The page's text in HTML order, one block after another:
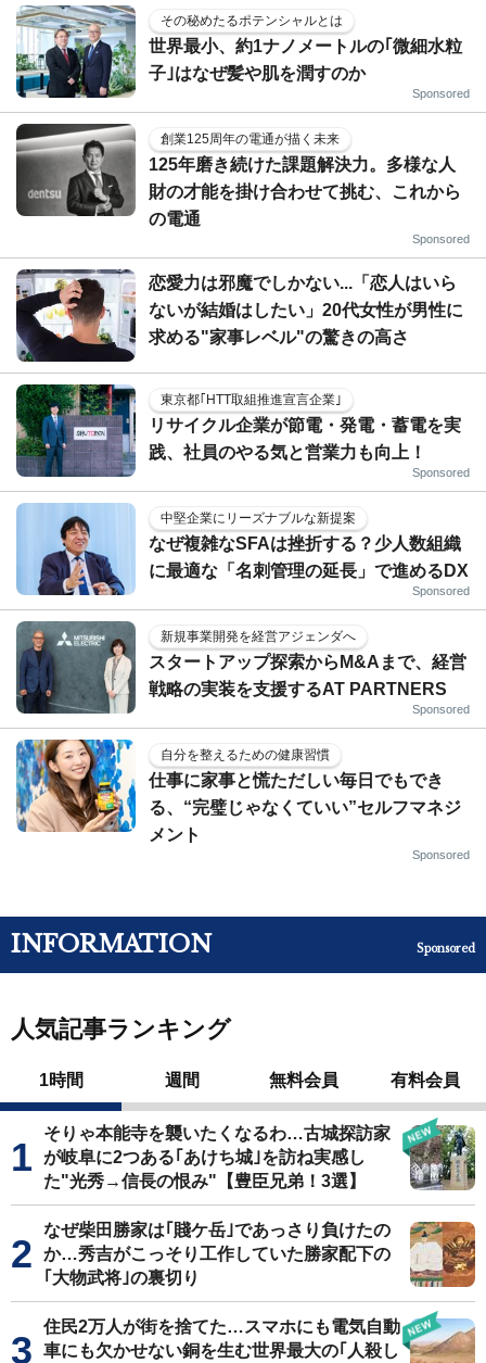
その秘めたるポテンシャルとは
世界最小、約1ナノメートルの｢微細水粒
子｣はなぜ髪や肌を潤すのか
Sponsored
創業125周年の電通が描く未来
125年磨き続けた課題解決力。多様な人
財の才能を掛け合わせて挑む、これから
の電通
Sponsored
恋愛力は邪魔でしかない...「恋人はいら
ないが結婚はしたい」20代女性が男性に
求める"家事レベル"の驚きの高さ
東京都｢HTT取組推進宣言企業｣
リサイクル企業が節電・発電・蓄電を実
践、社員のやる気と営業力も向上！
Sponsored
中堅企業にリーズナブルな新提案
なぜ複雑なSFAは挫折する？少人数組織
に最適な「名刺管理の延長」で進めるDX
Sponsored
新規事業開発を経営アジェンダへ
スタートアップ探索からM&Aまで、経営
戦略の実装を支援するAT PARTNERS
Sponsored
自分を整えるための健康習慣
仕事に家事と慌ただしい毎日でもでき
る、“完璧じゃなくていい”セルフマネジ
メント
Sponsored
INFORMATION Sponsored
人気記事ランキング
1時間 週間 無料会員 有料会員
そりゃ本能寺を襲いたくなるわ…古城探訪家
が岐阜に2つある｢あけち城｣を訪ね実感し
た"光秀→信長の恨み"【豊臣兄弟！3選】
なぜ柴田勝家は｢賤ケ岳｣であっさり負けたの
か…秀吉がこっそり工作していた勝家配下の
｢大物武将｣の裏切り
住民2万人が街を捨てた…スマホにも電気自動
車にも欠かせない銅を生む世界最大の｢人殺し